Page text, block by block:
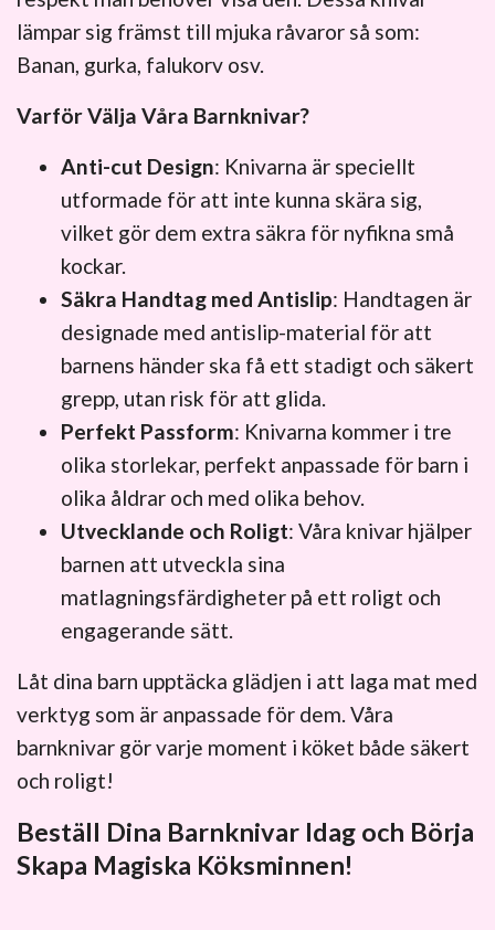
lämpar sig främst till mjuka råvaror så som:
Banan, gurka, falukorv osv.
Varför Välja Våra Barnknivar?
Anti-cut Design: Knivarna är speciellt
utformade för att inte kunna skära sig,
vilket gör dem extra säkra för nyfikna små
kockar.
Säkra Handtag med Antislip: Handtagen är
designade med antislip-material för att
barnens händer ska få ett stadigt och säkert
grepp, utan risk för att glida.
Perfekt Passform: Knivarna kommer i tre
olika storlekar, perfekt anpassade för barn i
olika åldrar och med olika behov.
Utvecklande och Roligt: Våra knivar hjälper
barnen att utveckla sina
matlagningsfärdigheter på ett roligt och
engagerande sätt.
Låt dina barn upptäcka glädjen i att laga mat med
verktyg som är anpassade för dem. Våra
barnknivar gör varje moment i köket både säkert
och roligt!
Beställ Dina Barnknivar Idag och Börja
Skapa Magiska Köksminnen!